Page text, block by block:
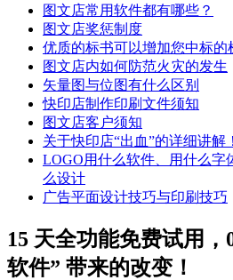
图文店常用软件都有哪些？
图文店奖惩制度
优质的标书可以增加您中标的
图文店内如何防范火灾的发生
矢量图与位图有什么区别
快印店制作印刷文件须知
图文店客户须知
关于快印店“出血”的详细讲解！
LOGO用什么软件、用什么字
么设计
广告平面设计技巧与印刷技巧
15 天全功能免费试用，
软件” 带来的改变！